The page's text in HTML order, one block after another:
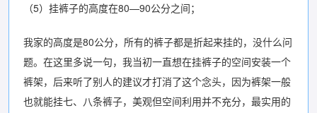
（5）挂裤子的高度在80—90公分之间；
我家的高度是80公分，所有的裤子都是折起来挂的，没什么问
题。在这里多说一句，我当初一直想在挂裤子的空间安装一个
裤架，后来听了别人的建议才打消了这个念头，因为裤架一般
也就能挂七、八条裤子，美观但空间利用并不充分，最实用的